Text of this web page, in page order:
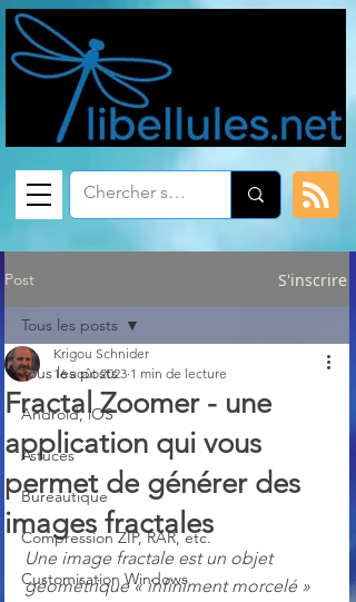
Post S'inscrire
Tous les posts
Android, iOS
Astuces
Bureautique
Compression ZIP, RAR, etc.
Customisation Windows
Tous les posts
Fractal Zoomer - une
application qui vous
permet de générer des
images fractales
Krigou Schnider
16 août 2023 1 min de lecture
Une image fractale est un objet
géométrique « infiniment morcelé »